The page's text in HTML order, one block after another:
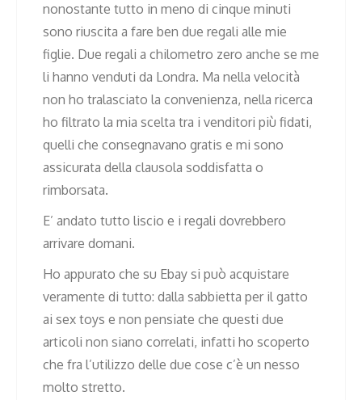
nonostante tutto in meno di cinque minuti
sono riuscita a fare ben due regali alle mie
figlie. Due regali a chilometro zero anche se me
li hanno venduti da Londra. Ma nella velocità
non ho tralasciato la convenienza, nella ricerca
ho filtrato la mia scelta tra i venditori più fidati,
quelli che consegnavano gratis e mi sono
assicurata della clausola soddisfatta o
rimborsata.
E’ andato tutto liscio e i regali dovrebbero
arrivare domani.
Ho appurato che su Ebay si può acquistare
veramente di tutto: dalla sabbietta per il gatto
ai sex toys e non pensiate che questi due
articoli non siano correlati, infatti ho scoperto
che fra l’utilizzo delle due cose c’è un nesso
molto stretto.